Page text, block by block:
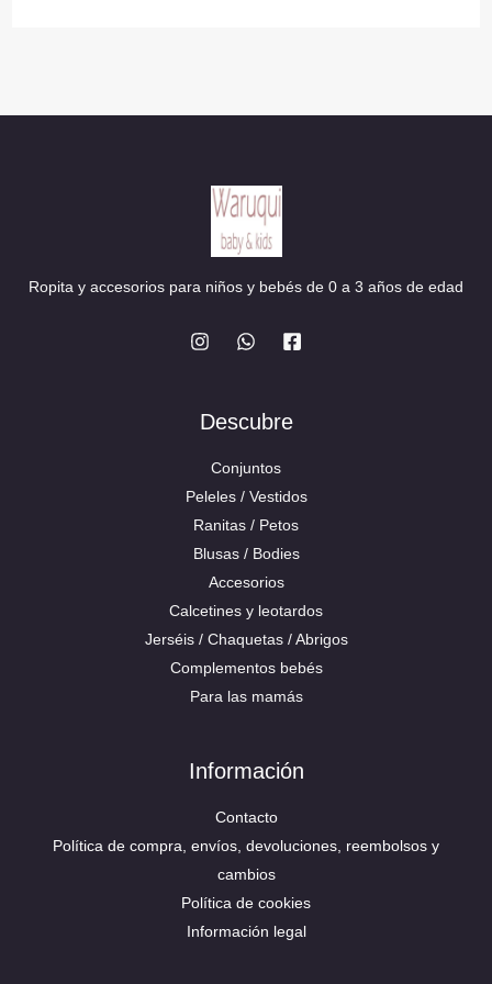
Ropita y accesorios para niños y bebés de 0 a 3 años de edad
Descubre
Conjuntos
Peleles / Vestidos
Ranitas / Petos
Blusas / Bodies
Accesorios
Calcetines y leotardos
Jerséis / Chaquetas / Abrigos
Complementos bebés
Para las mamás
Información
Contacto
Política de compra, envíos, devoluciones, reembolsos y
cambios
Política de cookies
Información legal